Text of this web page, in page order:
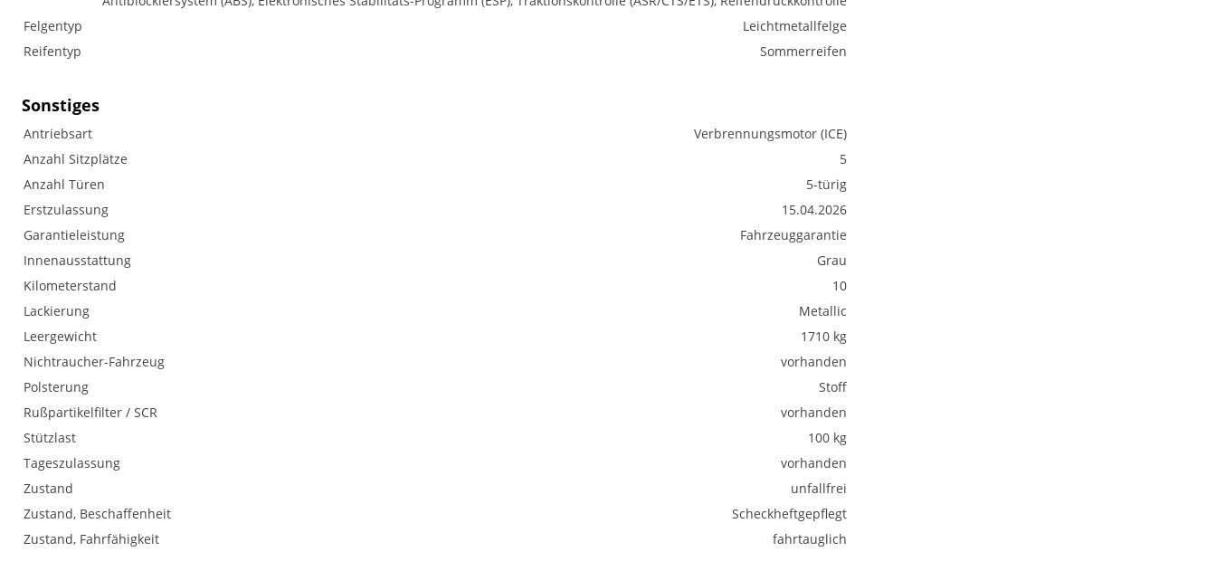
Felgentyp
Leichtmetallfelge
Reifentyp
Sommerreifen
Sonstiges
Antriebsart
Verbrennungsmotor (ICE)
Anzahl Sitzplätze
5
Anzahl Türen
5-türig
Erstzulassung
15.04.2026
Garantieleistung
Fahrzeuggarantie
Innenausstattung
Grau
Kilometerstand
10
Lackierung
Metallic
Leergewicht
1710 kg
Nichtraucher-Fahrzeug
vorhanden
Polsterung
Stoff
Rußpartikelfilter / SCR
vorhanden
Stützlast
100 kg
Tageszulassung
vorhanden
Zustand
unfallfrei
Zustand, Beschaffenheit
Scheckheftgepflegt
Zustand, Fahrfähigkeit
fahrtauglich